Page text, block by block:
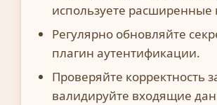
используете расширенные
Регулярно обновляйте
плагин аутентификации.
Проверяйте корректность
валидируйте входящие